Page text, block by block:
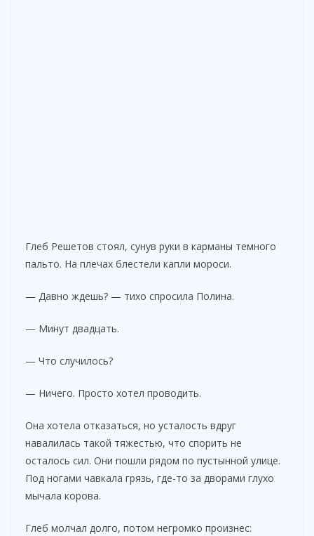
Глеб Решетов стоял, сунув руки в карманы темного
пальто. На плечах блестели капли мороси.
— Давно ждешь? — тихо спросила Полина.
— Минут двадцать.
— Что случилось?
— Ничего. Просто хотел проводить.
Она хотела отказаться, но усталость вдруг
навалилась такой тяжестью, что спорить не
осталось сил. Они пошли рядом по пустынной улице.
Под ногами чавкала грязь, где-то за дворами глухо
мычала корова.
Глеб молчал долго, потом негромко произнес: